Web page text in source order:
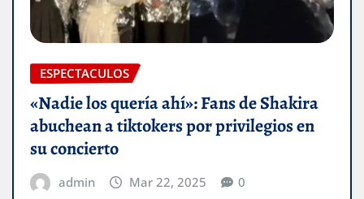
ESPECTACULOS
«Nadie los quería ahí»: Fans de Shakira
abuchean a tiktokers por privilegios en
su concierto
admin Mar 22, 2025 0